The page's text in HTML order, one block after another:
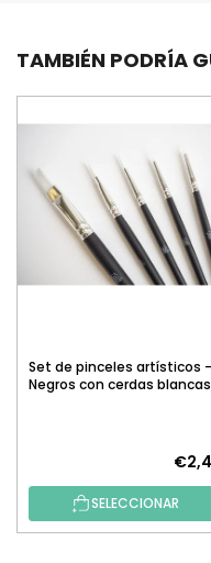
TAMBIÉN PODRÍA
Set de pinceles artísticos –
Negros con cerdas
SELECCIONAR